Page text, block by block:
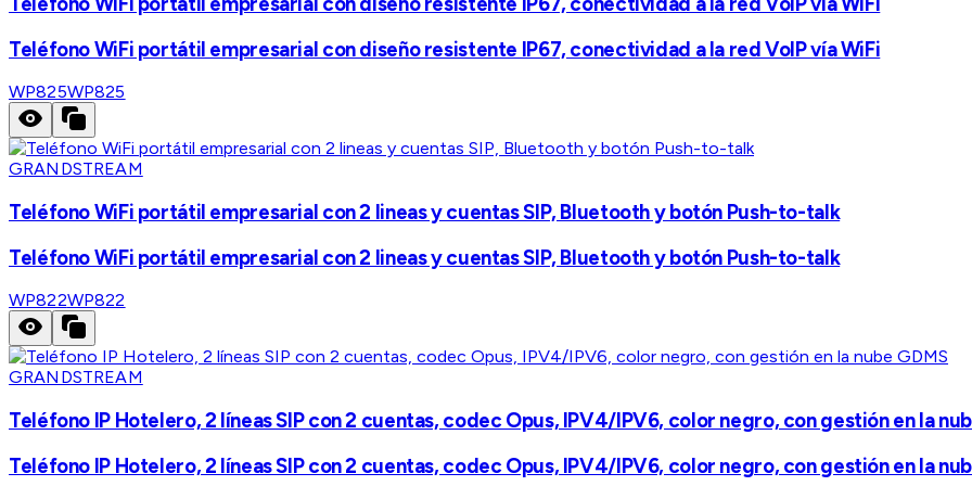
Teléfono WiFi portátil empresarial con diseño resistente IP67, conectividad a la red VoIP vía WiFi
WP825WP825
GRANDSTREAM
Teléfono WiFi portátil empresarial con 2 lineas y cuentas SIP, Bluetooth y botón Push-to-talk
Teléfono WiFi portátil empresarial con 2 lineas y cuentas SIP, Bluetooth y botón Push-to-talk
WP822WP822
GRANDSTREAM
Teléfono IP Hotelero, 2 líneas SIP con 2 cuentas, codec Opus, IPV4/IPV6, color negro, con gestión en la
Teléfono IP Hotelero, 2 líneas SIP con 2 cuentas, codec Opus, IPV4/IPV6, color negro, con gestión en la